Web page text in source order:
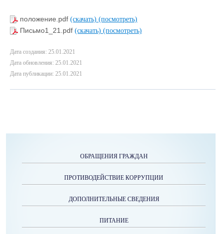
положение.pdf (скачать) (посмотреть)
Письмо1_21.pdf (скачать) (посмотреть)
Дата создания: 25.01.2021
Дата обновления: 25.01.2021
Дата публикации: 25.01.2021
ОБРАЩЕНИЯ ГРАЖДАН
ПРОТИВОДЕЙСТВИЕ КОРРУПЦИИ
ДОПОЛНИТЕЛЬНЫЕ СВЕДЕНИЯ
ПИТАНИЕ